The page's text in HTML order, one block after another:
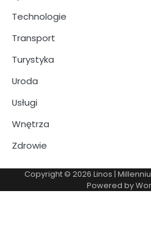
Technologie
Transport
Turystyka
Uroda
Usługi
Wnętrza
Zdrowie
Copyright © 2026 Linos |
Powered by